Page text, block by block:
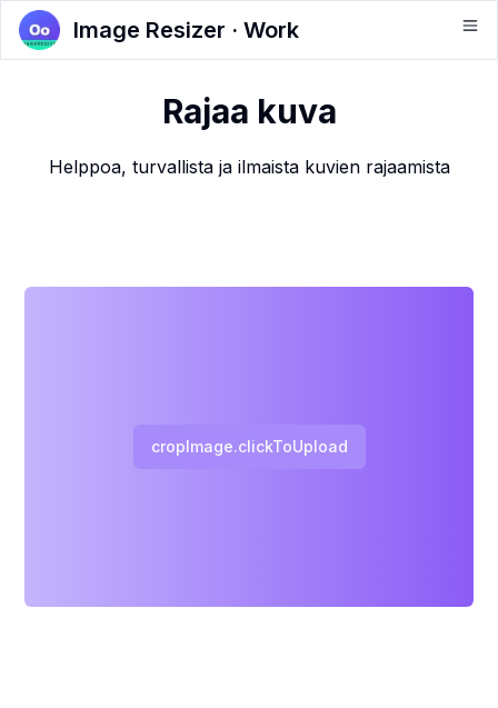
Image Resizer · Work
Rajaa kuva
Helppoa, turvallista ja ilmaista kuvien rajaamista
cropImage.clickToUpload